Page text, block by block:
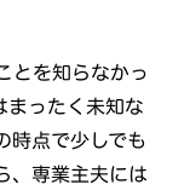
とを知らなかっ
まったく未知な
時点で少しでも
、専業主夫には